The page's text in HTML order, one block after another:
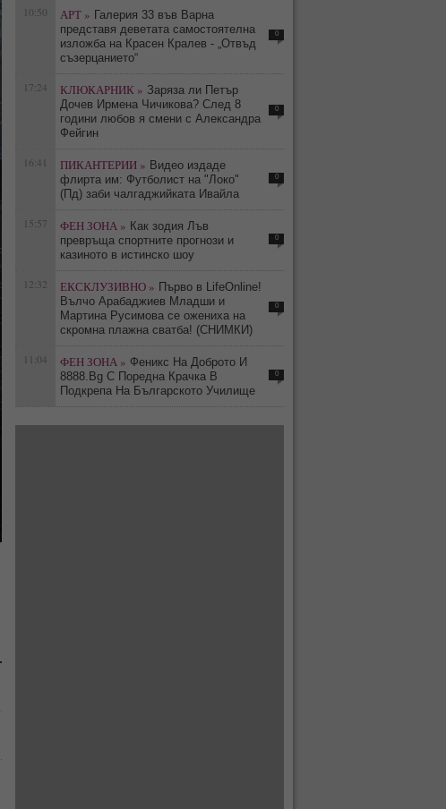
10:50 АРТ » Галерия 33 във Варна
представя деветата самостоятелна
изложба на Красен Кралев - „Отвъд
съзерцанието“
0
17:24 КЛЮКАРНИК » Заряза ли Петър
Дочев Ирмена Чичикова? След 8
години любов я смени с Александра
Фейгин
0
16:41 ПИКАНТЕРИИ » Видео издаде
флирта им: Футболист на "Локо"
(Пд) заби чалгаджийката Ивайла
0
15:57 ФЕН ЗОНА » Как зодия Лъв
превръща спортните прогнози и
казиното в истинско шоу
0
12:32 ЕКСКЛУЗИВНО » Първо в LifeOnline!
Вълчо Арабаджиев Младши и
Мартина Русимова сe oжениха на
скромна плажна сватба! (СНИМКИ)
0
11:04 ФЕН ЗОНА » Феникс На Доброто И
8888.Bg С Поредна Крачка В
Подкрепа На Българското Училище
0